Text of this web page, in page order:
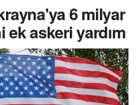
6 milyar
ek askeri yardım